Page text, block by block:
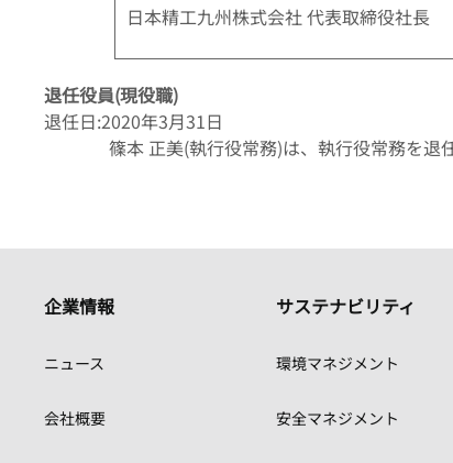
日本精工九州株式会社 代表取締役社長
退任役員(現役職)
退任日:2020年3月31日
篠本 正美(執行役常務)は、執行役常務を退
企業情報
ニュース
会社概要
サステナビリティ
環境マネジメント
安全マネジメント